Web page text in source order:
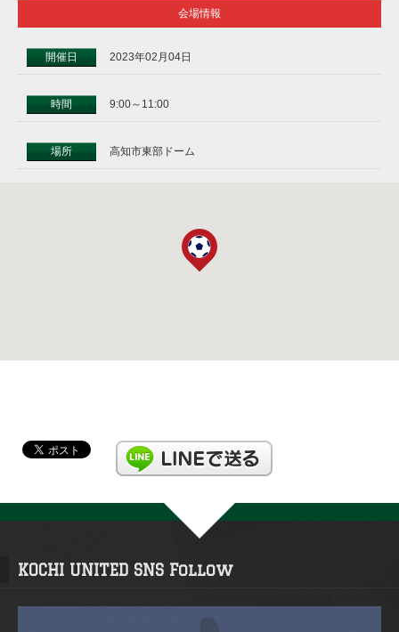
会場情報
開催日 2023年02月04日
時間 9:00～11:00
場所 高知市東部ドーム
KOCHI UNITED SNS Follow